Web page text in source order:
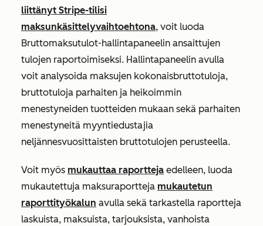
liittänyt Stripe-tilisi
maksunkäsittelyvaihtoehtona, voit luoda
Bruttomaksutulot-hallintapaneelin ansaittujen
tulojen raportoimiseksi. Hallintapaneelin avulla
voit analysoida maksujen kokonaisbruttotuloja,
bruttotuloja parhaiten ja heikoimmin
menestyneiden tuotteiden mukaan sekä parhaiten
menestyneitä myyntiedustajia
neljännesvuosittaisten bruttotulojen perusteella.
Voit myös mukauttaa raportteja edelleen, luoda
mukautettuja maksuraportteja mukautetun
raporttityökalun avulla sekä tarkastella raportteja
laskuista, maksuista, tarjouksista, vanhoista